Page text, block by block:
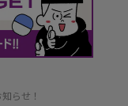
らせ！